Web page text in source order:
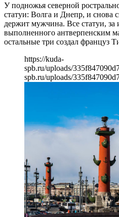
У подножья северной
статуи: Волга и Днепр, и снова
держит мужчина. Все статуи,
выполненного антверпенским
остальные три создал француз
https://kuda-
spb.ru/uploads/
spb.ru/uploads/